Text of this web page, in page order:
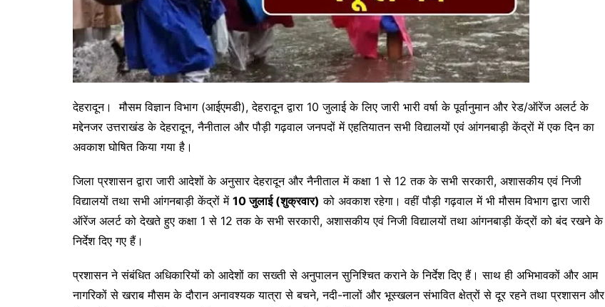
देहरादून। मौसम विज्ञान विभाग (आईएमडी), देहरादून द्वारा 10 जुलाई के लिए जारी भारी वर्षा के पूर्वानुमान और रेड/ऑरेंज अलर्ट के
मद्देनजर उत्तराखंड के देहरादून, नैनीताल और पौड़ी गढ़वाल जनपदों में एहतियातन सभी विद्यालयों एवं आंगनबाड़ी केंद्रों में एक दिन का
अवकाश घोषित किया गया है।
जिला प्रशासन द्वारा जारी आदेशों के अनुसार देहरादून और नैनीताल में कक्षा 1 से 12 तक के सभी सरकारी, अशासकीय एवं निजी
विद्यालयों तथा सभी आंगनबाड़ी केंद्रों में 10 जुलाई (शुक्रवार) को अवकाश रहेगा। वहीं पौड़ी गढ़वाल में भी मौसम विभाग द्वारा जारी
ऑरेंज अलर्ट को देखते हुए कक्षा 1 से 12 तक के सभी सरकारी, अशासकीय एवं निजी विद्यालयों तथा आंगनबाड़ी केंद्रों को बंद रखने के
निर्देश दिए गए हैं।
प्रशासन ने संबंधित अधिकारियों को आदेशों का सख्ती से अनुपालन सुनिश्चित कराने के निर्देश दिए हैं। साथ ही अभिभावकों और आम
नागरिकों से खराब मौसम के दौरान अनावश्यक यात्रा से बचने, नदी-नालों और भूस्खलन संभावित क्षेत्रों से दूर रहने तथा प्रशासन और